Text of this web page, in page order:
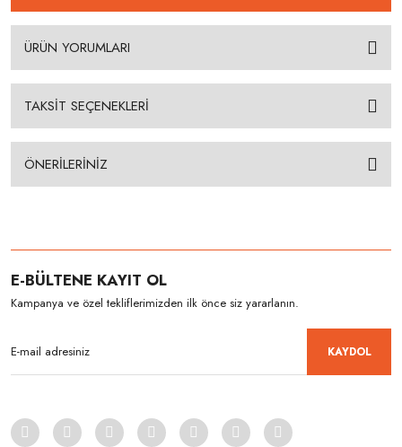
ÜRÜN YORUMLARI
TAKSİT SEÇENEKLERİ
ÖNERİLERİNİZ
E-BÜLTENE KAYIT OL
Kampanya ve özel tekliflerimizden ilk önce siz yararlanın.
KAYDOL